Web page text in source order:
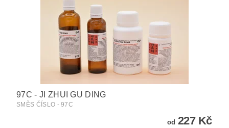
97C - JI ZHUI GU DING
SMĚS ČÍSLO - 97C
od 227 Kč